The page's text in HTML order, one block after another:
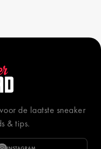
de laatste sneaker
& tips.